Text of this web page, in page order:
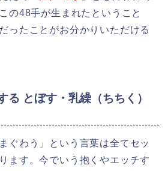
の48手が生まれたということ
ったことがお分かりいただける
る とぼす・乳繰（ちちく）
ぐわう」という言葉は全てセッ
ます。今でいう抱くやエッチす